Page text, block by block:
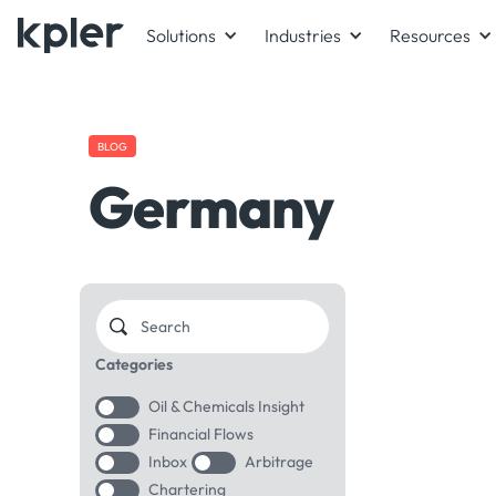
Solutions Industries Resources
BLOG
Germany
Categories
Oil & Chemicals Insight
Financial Flows
Inbox
Arbitrage
Chartering